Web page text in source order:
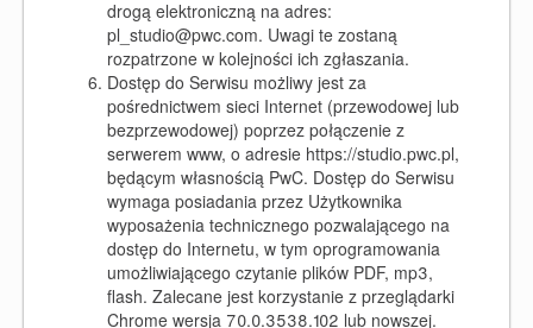
drogą elektroniczną na adres:
pl_studio@pwc.com. Uwagi te zostaną
rozpatrzone w kolejności ich zgłaszania.
Dostęp do Serwisu możliwy jest za
pośrednictwem sieci Internet (przewodowej lub
bezprzewodowej) poprzez połączenie z
serwerem www, o adresie https://studio.pwc.pl,
będącym własnością PwC. Dostęp do Serwisu
wymaga posiadania przez Użytkownika
wyposażenia technicznego pozwalającego na
dostęp do Internetu, w tym oprogramowania
umożliwiającego czytanie plików PDF, mp3,
flash. Zalecane jest korzystanie z przeglądarki
Chrome wersja 70.0.3538.102 lub nowszej.